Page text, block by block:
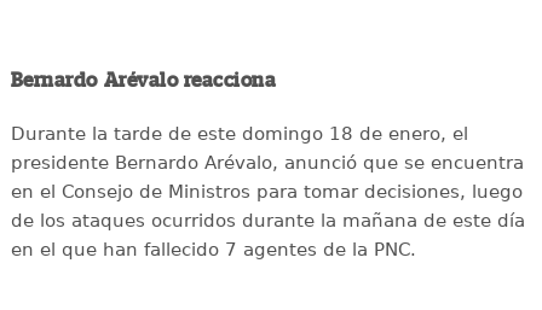
Bernardo Arévalo reacciona
Durante la tarde de este domingo 18 de enero, el
presidente Bernardo Arévalo, anunció que se encuentra
en el Consejo de Ministros para tomar decisiones, luego
de los ataques ocurridos durante la mañana de este día
en el que han fallecido 7 agentes de la PNC.